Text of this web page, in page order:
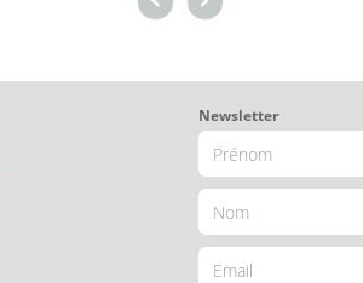
Newsletter